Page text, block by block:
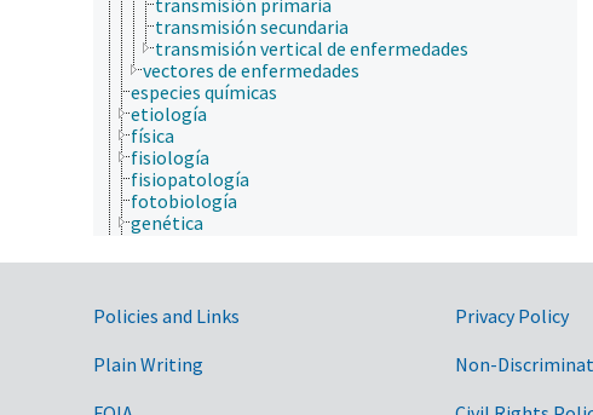
transmisión secundaria
transmisión vertical de enfermedades
vectores de enfermedades
especies químicas
etiología
física
fisiología
fisiopatología
fotobiología
genética
geología
higiene
histología
histopatología
historia
Government Links
Policies and Links
Plain Writing
Privacy Policy
Non-